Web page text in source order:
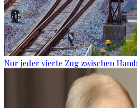
Nur jeder vierte Zug zwischen